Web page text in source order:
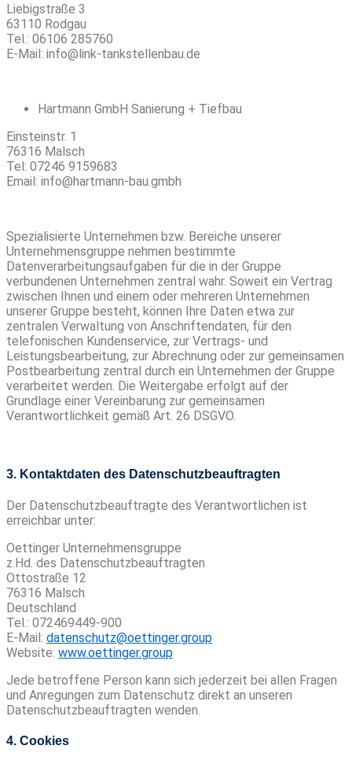
Liebigstraße 3
63110 Rodgau
Tel.: 06106 285760
E-Mail: info@link-tankstellenbau.de
Hartmann GmbH Sanierung + Tiefbau
Einsteinstr. 1
76316 Malsch
Tel: 07246 9159683
Email: info@hartmann-bau.gmbh
Spezialisierte Unternehmen bzw. Bereiche unserer
Unternehmensgruppe nehmen bestimmte
Datenverarbeitungsaufgaben für die in der Gruppe
verbundenen Unternehmen zentral wahr. Soweit ein Vertrag
zwischen Ihnen und einem oder mehreren Unternehmen
unserer Gruppe besteht, können Ihre Daten etwa zur
zentralen Verwaltung von Anschriftendaten, für den
telefonischen Kundenservice, zur Vertrags- und
Leistungsbearbeitung, zur Abrechnung oder zur gemeinsamen
Postbearbeitung zentral durch ein Unternehmen der Gruppe
verarbeitet werden. Die Weitergabe erfolgt auf der
Grundlage einer Vereinbarung zur gemeinsamen
Verantwortlichkeit gemäß Art. 26 DSGVO.
3. Kontaktdaten des Datenschutzbeauftragten
Der Datenschutzbeauftragte des Verantwortlichen ist
erreichbar unter:
Oettinger Unternehmensgruppe
z.Hd. des Datenschutzbeauftragten
Ottostraße 12
76316 Malsch
Deutschland
Tel.: 072469449-900
E-Mail: datenschutz@oettinger.group
Website: www.oettinger.group
Jede betroffene Person kann sich jederzeit bei allen Fragen
und Anregungen zum Datenschutz direkt an unseren
Datenschutzbeauftragten wenden.
4. Cookies